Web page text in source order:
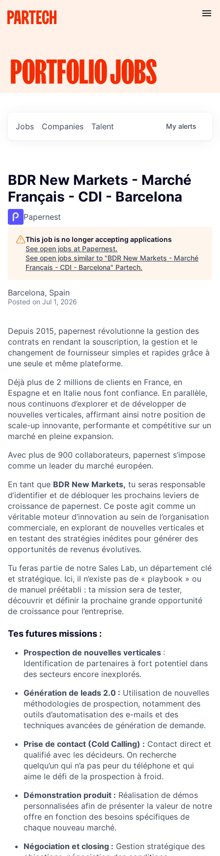
PORTFOLIOJOBS
Jobs Companies Talent My alerts
BDR New Markets - Marché
Français - CDI - Barcelona
Papernest
This job is no longer accepting applications
See open jobs at Papernest.
See open jobs similar to "BDR New Markets - Marché
Français - CDI - Barcelona" Partech.
Barcelona, Spain
Posted on Jul 1, 2026
Depuis 2015, papernest révolutionne la gestion des
contrats en rendant la souscription, la gestion et le
changement de fournisseur simples et rapides grâce à
une seule et même plateforme.
Déjà plus de 2 millions de clients en France, en
Espagne et en Italie nous font confiance. En parallèle,
nous continuons d’explorer et de développer de
nouvelles verticales, affirmant ainsi notre position de
scale-up innovante, performante et compétitive sur un
marché en pleine expansion.
Avec plus de 900 collaborateurs, papernest s’impose
comme un leader du marché européen.
En tant que BDR New Markets, tu seras responsable
d’identifier et de débloquer les prochains leviers de
croissance de papernest. Ce poste agit comme un
véritable moteur d’innovation au sein de l’organisation
commerciale, en explorant de nouvelles verticales et
en testant des stratégies inédites pour générer des
opportunités de revenus évolutives.
Tu feras partie de notre Sales Lab, un département clé
et stratégique. Ici, il n’existe pas de « playbook » ou
de manuel préétabli : ta mission sera de tester,
découvrir et définir la prochaine grande opportunité
de croissance pour l’entreprise.
Tes futures missions :
Prospection de nouvelles verticales :
Identification de partenaires à fort potentiel dans
des secteurs encore inexplorés.
Génération de leads 2.0 : Utilisation de nouvelles
méthodologies de prospection, notamment des
outils d’automatisation des e-mails et des
techniques avancées de génération de demande.
Prise de contact (Cold Calling) : Contact direct et
qualifié avec les décideurs. On recherche
quelqu’un qui n’a pas peur du téléphone et qui
aime le défi de la prospection à froid.
Démonstration produit : Réalisation de démos
personnalisées afin de présenter la valeur de notre
offre en fonction des besoins spécifiques de
chaque nouveau marché.
Négociation et closing : Gestion stratégique des